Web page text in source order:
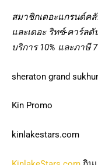
สมาชิกเดอะแกรนด์ค
และเดอะ ริทซ์-คาร์ลตั
บริการ 10% และภาษี
sheraton grand
Kin Promo
kinlakestars.com